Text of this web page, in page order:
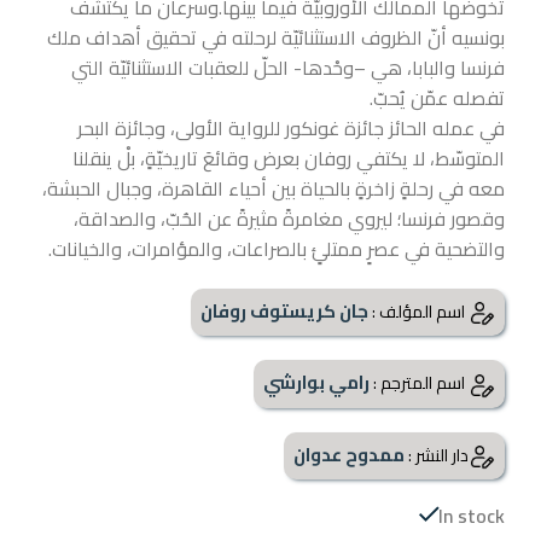
تخوضها الممالك الأوروبيّة فيما بينها.وسرعان ما يكتشف
بونسيه أنّ الظروف الاستثنائيّة لرحلته في تحقيق أهداف ملك
فرنسا والبابا، هي –وحْدها- الحلّ للعقبات الاستثنائيّة التي
تفصله عمّن يُحبّ.
في عمله الحائز جائزة غونكور للرواية الأولى، وجائزة البحر
المتوسّط، لا يكتفي روفان بعرض وقائعَ تاريخيّةٍ، بلْ ينقلنا
معه في رحلةٍ زاخرةٍ بالحياة بين أحياء القاهرة، وجبال الحبشة،
وقصور فرنسا؛ ليروي مغامرةً مثيرةً عن الحُبّ، والصداقة،
والتضحية في عصرٍ ممتلئٍ بالصراعات، والمؤامرات، والخيانات.
اسم المؤلف :جان كريستوف روفان
اسم المترجم :رامي بوارشي
دار النشر :ممدوح عدوان
In stock